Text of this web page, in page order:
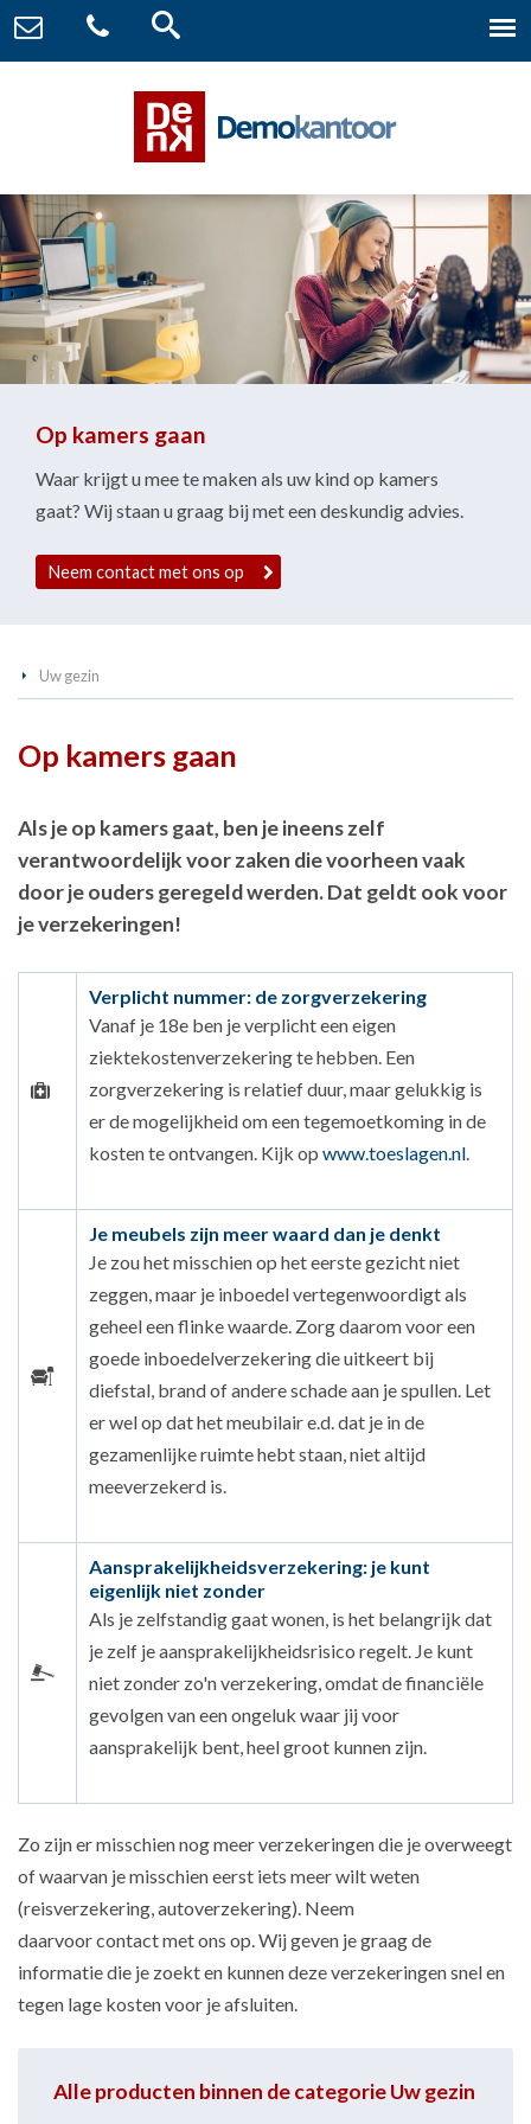
Op kamers gaan
Waar krijgt u mee te maken als uw kind op kamers
gaat? Wij staan u graag bij met een deskundig advies.
Neem contact met ons op
Uw gezin
Op kamers gaan
Als je op kamers gaat, ben je ineens zelf
verantwoordelijk voor zaken die voorheen vaak
door je ouders geregeld werden. Dat geldt ook voor
je verzekeringen!
Verplicht nummer: de zorgverzekering
Vanaf je 18e ben je verplicht een eigen
ziektekostenverzekering te hebben. Een
zorgverzekering is relatief duur, maar gelukkig is
er de mogelijkheid om een tegemoetkoming in de
kosten te ontvangen. Kijk op www.toeslagen.nl
Je meubels zijn meer waard dan je denkt
Je zou het misschien op het eerste gezicht niet
zeggen, maar je inboedel vertegenwoordigt als
geheel een flinke waarde. Zorg daarom voor een
goede inboedelverzekering die uitkeert bij
diefstal, brand of andere schade aan je spullen. Let
er wel op dat het meubilair e.d. dat je in de
gezamenlijke ruimte hebt staan, niet altijd
meeverzekerd is.
Aansprakelijkheidsverzekering: je kunt
eigenlijk niet zonder
Als je zelfstandig gaat wonen, is het belangrijk dat
je zelf je aansprakelijkheidsrisico regelt. Je kunt
niet zonder zo'n verzekering, omdat de financiële
gevolgen van een ongeluk waar jij voor
aansprakelijk bent, heel groot kunnen zijn.
Zo zijn er misschien nog meer verzekeringen die je overweegt
of waarvan je misschien eerst iets meer wilt weten
(reisverzekering, autoverzekering). Neem
daarvoor contact met ons op. Wij geven je graag de
informatie die je zoekt en kunnen deze verzekeringen snel en
tegen lage kosten voor je afsluiten.
Alle producten binnen de categorie Uw gezin